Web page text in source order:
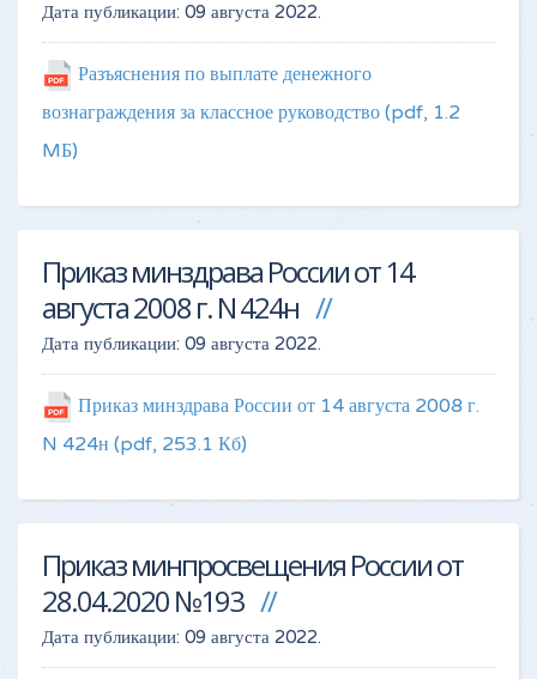
Дата публикации: 09 августа 2022.
Разъяснения по выплате денежного
вознаграждения за классное руководство (pdf, 1.2
MБ)
Приказ минздрава России от 14
августа 2008 г. N 424н
Дата публикации: 09 августа 2022.
Приказ минздрава России от 14 августа 2008 г.
N 424н (pdf, 253.1 Кб)
Приказ минпросвещения России от
28.04.2020 №193
Дата публикации: 09 августа 2022.